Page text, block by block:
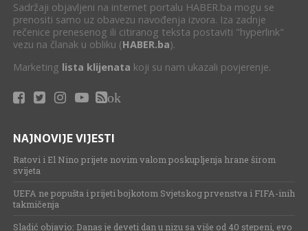
Sadržaji objavljeni na internet portalu HABER.ba mogu se
prenositi samo uz obavezu navođenja izvora. Iza zadnje
rečenice prenesenog ili citiranog teksta postaviti "hyperlink"
vezu na članak u obliku (HABER.ba).
Marketing lista klijenata koji su nam ukazali povjerenje.
ok
NAJNOVIJE VIJESTI
Ratovi i El Nino prijete novim valom poskupljenja hrane širom
svijeta
UEFA ne popušta i prijeti bojkotom Svjetskog prvenstva i FIFA-inih
takmičenja
Sladić objavio: Danas je deveti dan u nizu sa više od 40 stepeni, evo